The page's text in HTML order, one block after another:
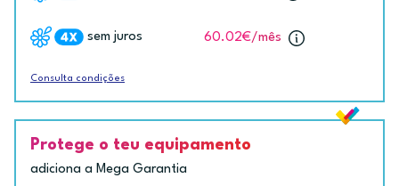
sem juros 60.02€/mês
Consulta condições
Protege o teu equipamento
adiciona a Mega Garantia